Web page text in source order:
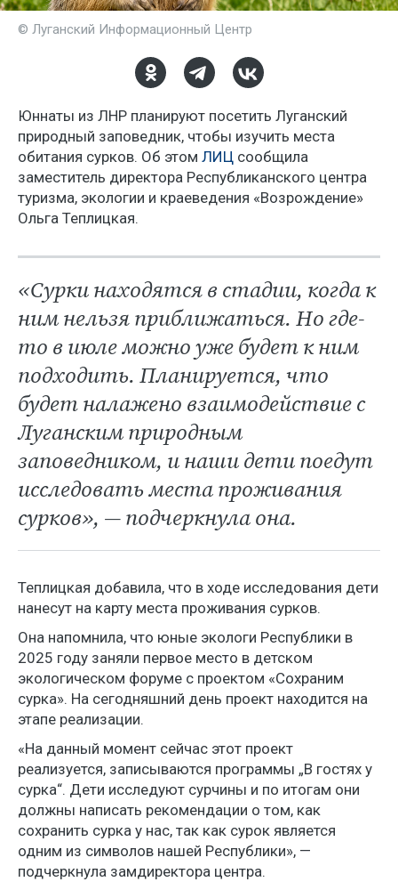
© Луганский Информационный Центр
Юннаты из ЛНР планируют посетить Луганский
природный заповедник, чтобы изучить места
обитания сурков. Об этом ЛИЦ сообщила
заместитель директора Республиканского центра
туризма, экологии и краеведения «Возрождение»
Ольга Теплицкая.
«Сурки находятся в стадии, когда к
ним нельзя приближаться. Но где-
то в июле можно уже будет к ним
подходить. Планируется, что
будет налажено взаимодействие с
Луганским природным
заповедником, и наши дети поедут
исследовать места проживания
сурков», — подчеркнула она.
Теплицкая добавила, что в ходе исследования дети
нанесут на карту места проживания сурков.
Она напомнила, что юные экологи Республики в
2025 году заняли первое место в детском
экологическом форуме с проектом «Сохраним
сурка». На сегодняшний день проект находится на
этапе реализации.
«На данный момент сейчас этот проект
реализуется, записываются программы „В гостях у
сурка“. Дети исследуют сурчины и по итогам они
должны написать рекомендации о том, как
сохранить сурка у нас, так как сурок является
одним из символов нашей Республики», —
подчеркнула замдиректора центра.